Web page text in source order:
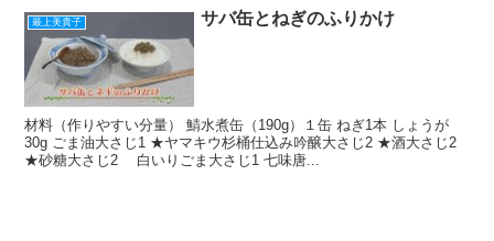
最上美貴子 サバ缶とねぎのふりかけ
材料（作りやすい分量） 鯖水煮缶（190g）１缶 ねぎ1本 しょうが
30g ごま油大さじ1 ★ヤマキウ杉桶仕込み吟醸大さじ2 ★酒大さじ2
★砂糖大さじ2 白いりごま大さじ1 七味唐...